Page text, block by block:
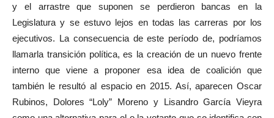
y el arrastre que suponen se perdieron bancas en la
Legislatura y se estuvo lejos en todas las carreras por los
ejecutivos. La consecuencia de este período de, podríamos
llamarla transición política, es la creación de un nuevo frente
interno que viene a proponer esa idea de coalición que
también le resultó al espacio en 2015. Así, aparecen Oscar
Rubinos, Dolores “Loly” Moreno y Lisandro García Vieyra